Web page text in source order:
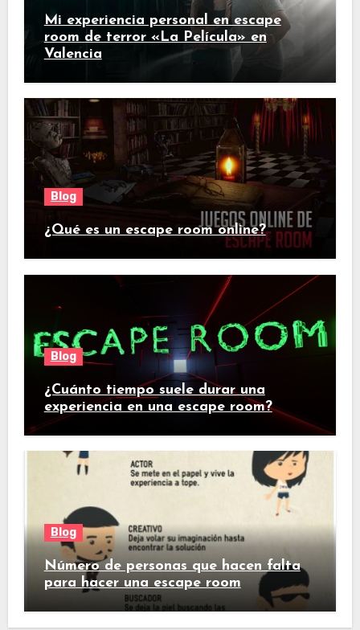
Mi experiencia personal en escape
room de terror «La Película» en
Valencia
Blog
¿Qué es un escape room online?
Blog
¿Cuánto tiempo suele durar una
experiencia en una escape room?
Blog
Número de personas que hacen falta
para hacer una escape room